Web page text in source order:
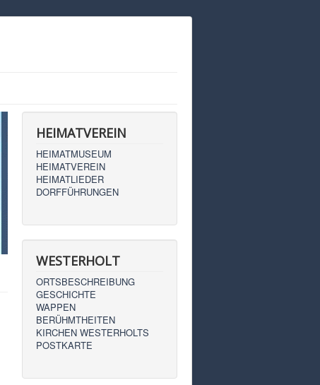
HEIMATVEREIN
HEIMATMUSEUM
HEIMATVEREIN
HEIMATLIEDER
DORFFÜHRUNGEN
WESTERHOLT
ORTSBESCHREIBUNG
GESCHICHTE
WAPPEN
BERÜHMTHEITEN
KIRCHEN WESTERHOLTS
POSTKARTE